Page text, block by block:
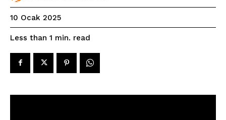
10 Ocak 2025
Less than 1 min. read